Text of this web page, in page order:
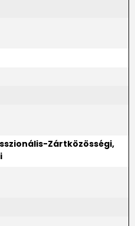
Zártközösségi,